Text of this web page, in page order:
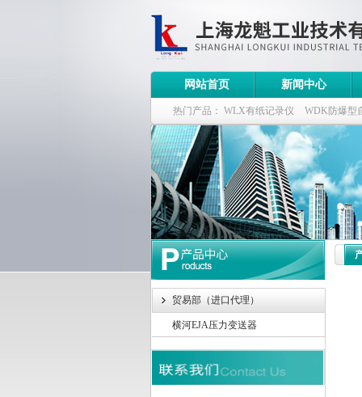
网站首页 新闻中心
热门产品： WLX有纸记录仪 WDK防爆型
WDK流量定量控制柜 WB-2100定量装车
贸易部（进口代理）
横河EJA压力变送器